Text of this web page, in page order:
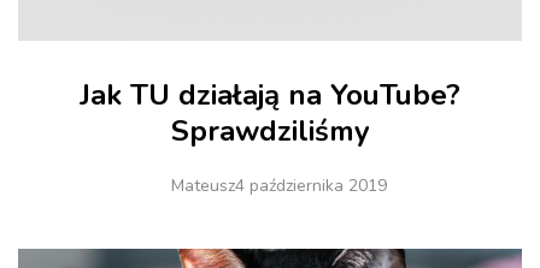
Jak TU działają na YouTube?
Sprawdziliśmy
Mateusz4 października 2019